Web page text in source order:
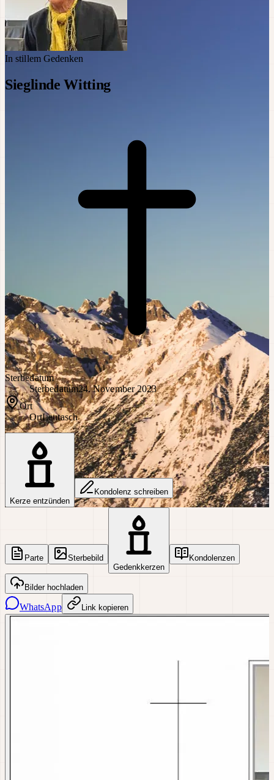
In stillem Gedenken
Sieglinde Witting
Sterbedatum
Sterbedatum24. November 2023
Ort
OrtLeutasch
Kerze entzünden
Kondolenz schreiben
Parte
Sterbebild
Gedenkkerzen
Kondolenzen
Bilder hochladen
WhatsApp Link kopieren